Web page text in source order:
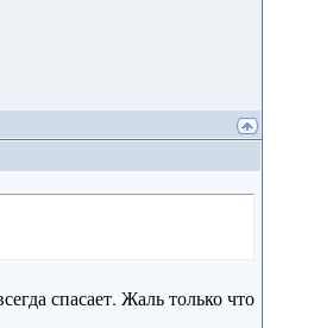
спасает. Жаль только что